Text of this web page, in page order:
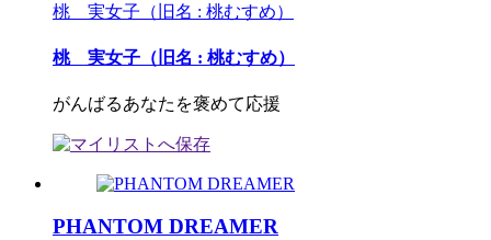
桃 実女子（旧名 : 桃むすめ）
桃 実女子（旧名 : 桃むすめ）
がんばるあなたを褒めて応援
PHANTOM DREAMER